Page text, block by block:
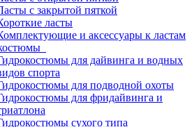
с закрытой пяткой
ласты
и аксессуары к ластам
для дайвинга и водных
спорта
для подводной охоты
для фридайвинга и
сухого типа